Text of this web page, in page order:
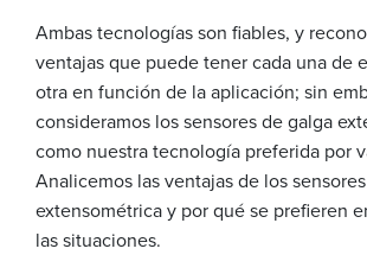
Ambas tecnologías son fiables, y
ventajas que puede tener cada una de
otra en función de la aplicación; sin
consideramos los sensores de galga
como nuestra tecnología preferida por
Analicemos las ventajas de los
extensométrica y por qué se prefieren
las situaciones.